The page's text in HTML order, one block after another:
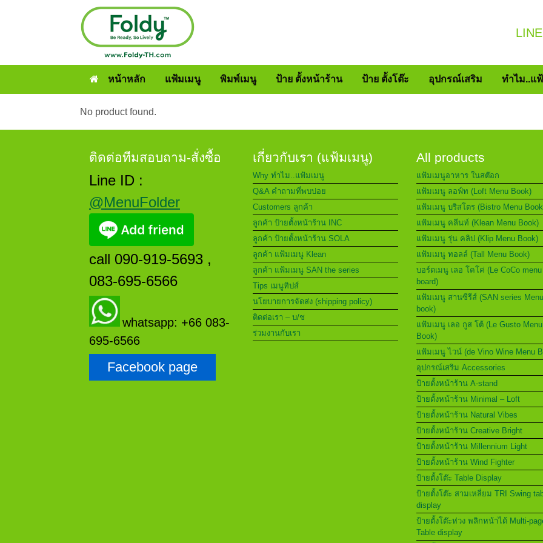
หน้าหลัก แฟ้มเมนู พิมพ์เมนู ป้าย ตั้งหน้าร้าน ป้าย ตั้งโต๊ะ อุปกรณ์เสริม ทำไม..แ
No product found.
ติดต่อทีมสอบถาม-สั่งซื้อ
Line ID :
@MenuFolder
call 090-919-5693 ,
083-695-6566
whatsapp: +66 083-
695-6566
Facebook page
เกี่ยวกับเรา (แฟ้มเมนู)
Why ทำไม..แฟ้มเมนู
Q&A คำถามที่พบบ่อย
Customers ลูกค้า
ลูกค้า ป้ายตั้งหน้าร้าน INC
ลูกค้า ป้ายตั้งหน้าร้าน SOLA
ลูกค้า แฟ้มเมนู Klean
ลูกค้า แฟ้มเมนู SAN the series
Tips เมนูทิปส์
นโยบายการจัดส่ง (shipping policy)
ติดต่อเรา – บ/ช
ร่วมงานกับเรา
All products
แฟ้มเมนูอาหาร ในสต๊อก
แฟ้มเมนู ลอฟ์ท (Loft Menu Book)
แฟ้มเมนู บริสโตร (Bistro Menu
แฟ้มเมนู คลีนท์ (Klean Menu Book)
แฟ้มเมนู รุ่น คลิป (Klip Menu Book)
แฟ้มเมนู ทอลล์ (Tall Menu Book)
บอร์ดเมนู เลอ โคโค่ (Le CoCo menu
board)
แฟ้มเมนู สานซีรีส์ (SAN series Menu
book)
แฟ้มเมนู เลอ กูส โต้ (Le Gusto Menu
Book)
แฟ้มเมนู ไวน์ (de Vino Wine Menu
อุปกรณ์เสริม Accessories
ป้ายตั้งหน้าร้าน A-stand
ป้ายตั้งหน้าร้าน Minimal – Loft
ป้ายตั้งหน้าร้าน Natural Vibes
ป้ายตั้งหน้าร้าน Creative Bright
ป้ายตั้งหน้าร้าน Millennium Light
ป้ายตั้งหน้าร้าน Wind Fighter
ป้ายตั้งโต๊ะ Table Display
ป้ายตั้งโต๊ะ สามเหลี่ยม TRI Swing
display
ป้ายตั้งโต๊ะห่วง พลิกหน้าได้ Multi-
Table display